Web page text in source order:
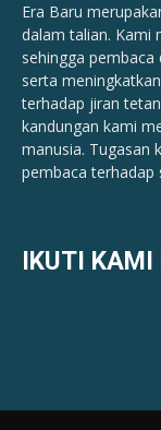
Era Baru
dalam talian. Kami
sehingga
serta
terhadap jiran
kandungan kami
manusia. Tugasan
pembaca terhadap
IKUTI KAMI